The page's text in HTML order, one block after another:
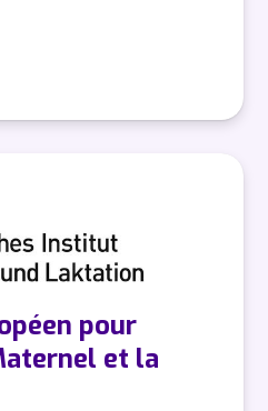
pour
et la